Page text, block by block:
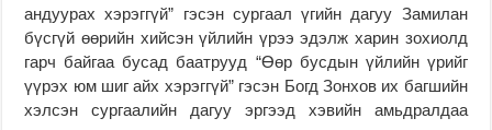
андуурах хэрэггүй” гэсэн сургаал үгийн дагуу Замилан
бүсгүй өөрийн хийсэн үйлийн үрээ эдэлж харин зохиолд
гарч байгаа бусад баатрууд “Өөр бусдын үйлийн үрийг
үүрэх юм шиг айх хэрэггүй” гэсэн Богд Зонхов их багшийн
хэлсэн сургаалийн дагуу эргээд хэвийн амьдралдаа